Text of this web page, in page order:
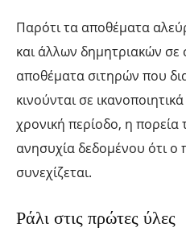
Παρότι τα αποθέματα
και άλλων δημητριακών
αποθέματα σιτηρών που
κινούνται σε
χρονική περίοδο, η πορεία
ανησυχία δεδομένου ότι
συνεχίζεται.
Ράλι στις πρώτες ύλες